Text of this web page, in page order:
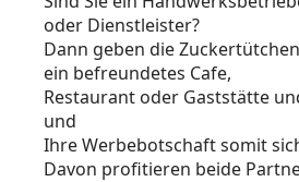
oder Dienstleister?
Dann geben die
ein befreundetes Cafe,
Restaurant oder Gaststätte
und
Ihre Werbebotschaft somit
Davon profitieren beide